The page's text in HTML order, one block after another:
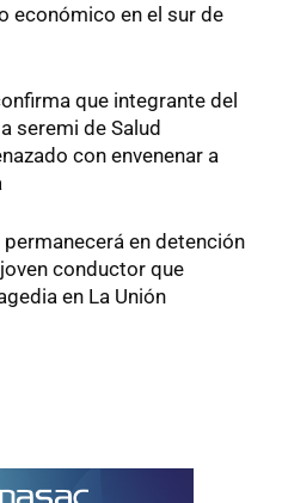
económico en el sur de
que integrante del
seremi de Salud
con envenenar a
permanecerá en detención
conductor que
en La Unión